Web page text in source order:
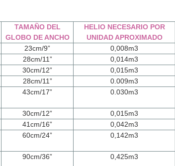
TAMAÑO DEL
GLOBO DE ANCHO
HELIO NECESARIO POR
UNIDAD APROXIMADO
23cm/9” 0,008m3
28cm/11” 0,014m3
30cm/12” 0,015m3
28cm/11” 0.009m3
43cm/17” 0.030m3
30cm/12” 0,015m3
41cm/16” 0,042m3
60cm/24” 0,142m3
90cm/36” 0,425m3